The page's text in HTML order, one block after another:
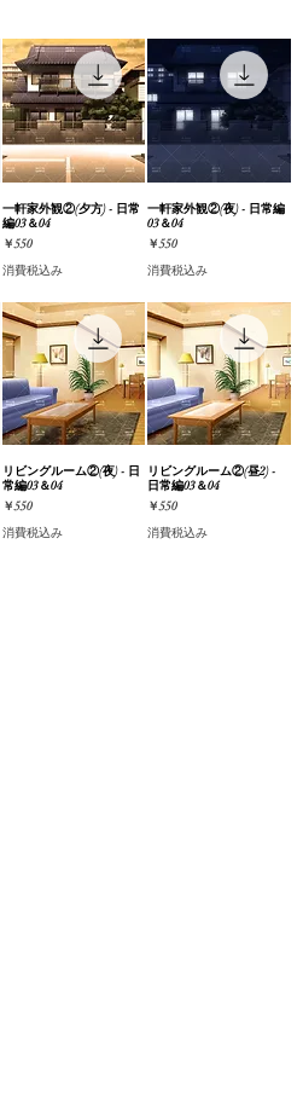
クイックビュー
一軒家外観②(夕方) - 日常
編03＆04
価格
￥550
消費税込み
クイックビュー
一軒家外観②(夜) - 日常編
03＆04
価格
￥550
消費税込み
クイックビュー
リビングルーム②(夜) - 日
常編03＆04
価格
￥550
消費税込み
クイックビュー
リビングルーム②(昼2) -
日常編03＆04
価格
￥550
消費税込み